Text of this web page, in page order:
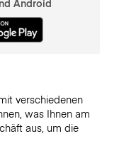
verschiedenen
was Ihnen am
aus, um die